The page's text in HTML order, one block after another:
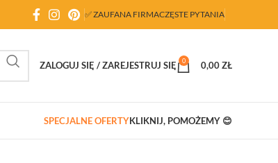
✅ ZAUFANA FIRMACZĘSTE PYTANIA
ZALOGUJ SIĘ / ZAREJESTRUJ SIĘ 0 0,00ZŁ
SPECJALNE OFERTYKLIKNIJ, POMOŻEMY 😊